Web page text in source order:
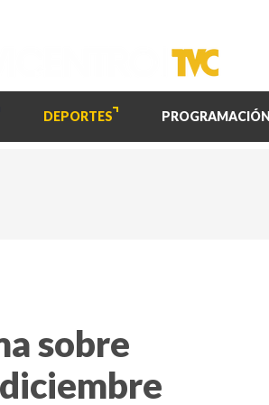
DEPORTES PROGRAMACIÓN
sobre